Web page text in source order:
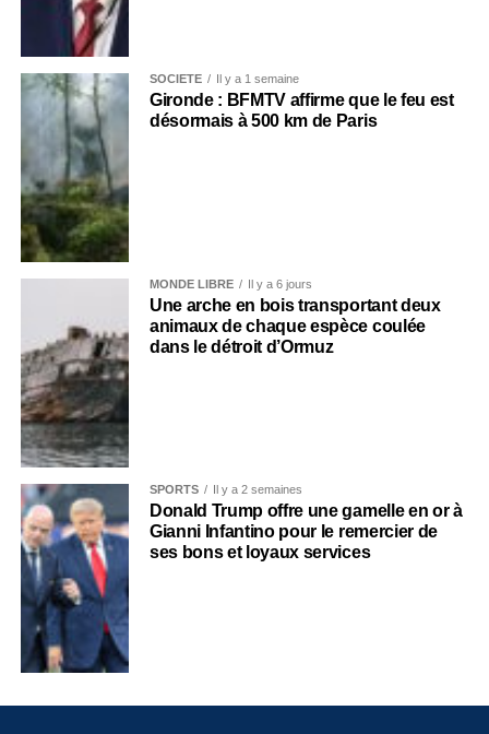
SOCIÉTÉ Il y a 1 semaine
Gironde : BFMTV affirme que le feu est
désormais à 500 km de Paris
MONDE LIBRE Il y a 6 jours
Une arche en bois transportant deux
animaux de chaque espèce coulée
dans le détroit d’Ormuz
SPORTS Il y a 2 semaines
Donald Trump offre une gamelle en or à
Gianni Infantino pour le remercier de
ses bons et loyaux services